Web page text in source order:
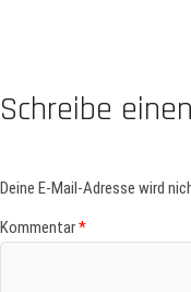
Schreibe
Deine E-Mail-Adresse wird
Kommentar*